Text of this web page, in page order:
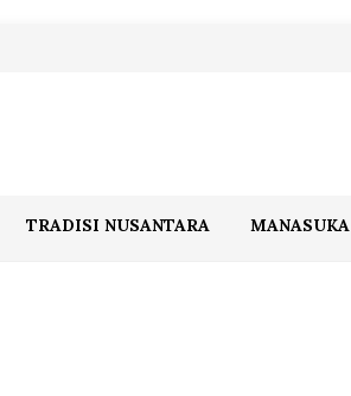
TRADISI NUSANTARA MANASUKA